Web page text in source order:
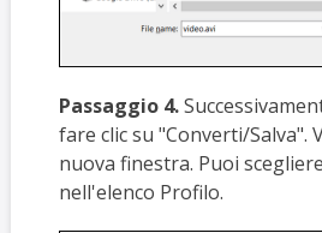
Passaggio 4.
fare clic su "Converti/Salva".
nuova finestra. Puoi
nell'elenco Profilo.